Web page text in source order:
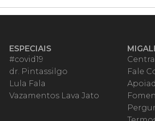
ESPECIAIS
#covid19
dr. Pintassilgo
Lula Fala
Vazamentos Lava Jato
Fale